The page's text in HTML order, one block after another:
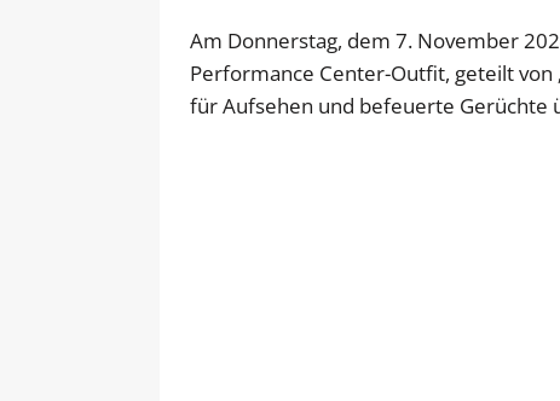
Am Donnerstag, dem 7. November
Performance Center-Outfit, geteilt von
für Aufsehen und befeuerte Gerüchte